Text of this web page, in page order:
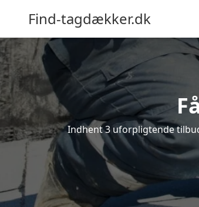
Find-tagdækker.dk
Indhent 3 uforpligtende